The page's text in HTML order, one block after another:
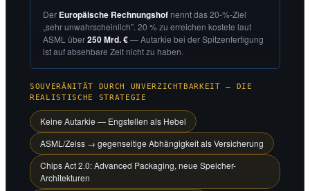
Der Europäische Rechnungshof nennt das 20-%-Ziel
„sehr unwahrscheinlich”. 20 % zu erreichen kostete laut
ASML über250 Mrd. €— Autarkie bei der Spitzenfertigung
ist auf absehbare Zeit nicht zu haben.
SOUVERÄNITÄT DURCH UNVERZICHTBARKEIT — DIE
REALISTISCHE STRATEGIE
Keine Autarkie — Engstellen als Hebel
ASML/Zeiss → gegenseitige Abhängigkeit als Versicherung
Chips Act 2.0: Advanced Packaging, neue Speicher-
Architekturen